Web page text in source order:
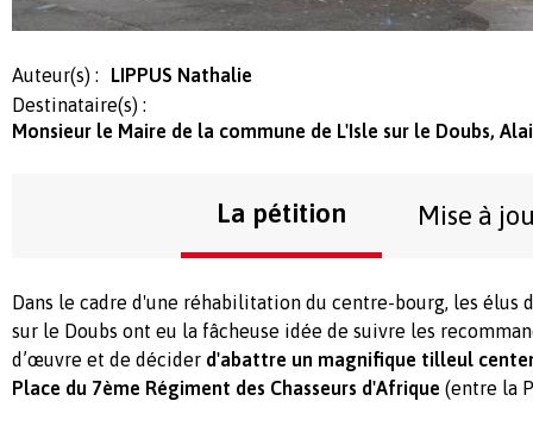
Auteur(s) :
LIPPUS Nathalie
Destinataire(s) :
Monsieur le Maire de la commune de L'Isle sur le Doubs,
La pétition Mise à
Dans le cadre d'une réhabilitation du centre-bourg, les élus
sur le Doubs ont eu la fâcheuse idée de suivre les
d’œuvre et de décider d'abattre un magnifique tilleul
Place du 7ème Régiment des Chasseurs d'Afrique (entre la